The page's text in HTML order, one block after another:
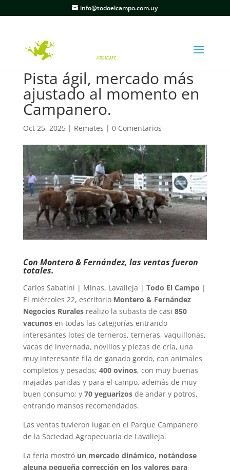
info@todoelcampo.com.uy
Pista ágil, mercado más
ajustado al momento en
Campanero.
Oct 25, 2025| Remates | 0 Comentarios
Con Montero & Fernández, las ventas fueron
totales.
Carlos Sabatini | Minas, Lavalleja | Todo El Campo |
El miércoles 22, escritorio Montero & Fernández
Negocios Ruralesrealizo la subasta de casi 850
vacunosen todas las categorías entrando
interesantes lotes de terneros, terneras, vaquillonas,
vacas de invernada, novillos y piezas de cría, una
muy interesante fila de ganado gordo, con animales
completos y pesados; 400 ovinos, con muy buenas
majadas paridas y para el campo, además de muy
buen consumo; y 70 yeguarizosde andar y potros,
entrando mansos recomendados.
Las ventas tuvieron lugar en el Parque Campanero
de la Sociedad Agropecuaria de Lavalleja.
La feria mostró un mercado dinámico, notándose
alguna pequeña corrección en los valores para